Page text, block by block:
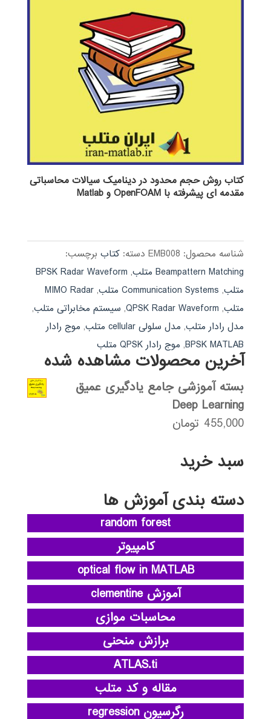
کتاب روش حجم محدود در دینامیک سیالات محاسباتی
مقدمه ای پیشرفته با OpenFOAM و Matlab
شناسه محصول: EMB008 دسته: کتاب برچسب:
Beampattern Matching متلب
,
BPSK Radar Waveform
متلب, Communication Systems متلب ,
MIMO Radar
متلب,
QPSK Radar Waveform
, سیستم مخابراتی متلب,
مدل رادار متلب, مدل سلولی cellular متلب , موج رادار
BPSK MATLAB
, موج رادار QPSK متلب
آخرین محصولات مشاهده شده
بسته آموزشی جامع یادگیری عمیق
Deep Learning
455,000 تومان
سبد خرید
دسته بندی آموزش ها
random forest
کامپیوتر
optical flow in MATLAB
آموزش clementine
محاسبات موازی
برازش منحنی
ATLAS.ti
مقاله و کد متلب
رگرسیون regression